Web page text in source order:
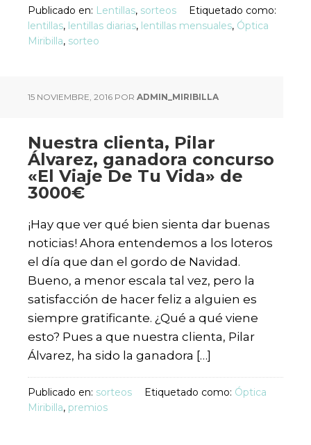
Publicado en: Lentillas, sorteos
Etiquetado como:
lentillas, lentillas diarias, lentillas mensuales, Óptica
Miribilla, sorteo
15 NOVIEMBRE, 2016 POR ADMIN_MIRIBILLA
Nuestra clienta, Pilar
Álvarez, ganadora concurso
«El Viaje De Tu Vida» de
3000€
¡Hay que ver qué bien sienta dar buenas
noticias! Ahora entendemos a los loteros
el día que dan el gordo de Navidad.
Bueno, a menor escala tal vez, pero la
satisfacción de hacer feliz a alguien es
siempre gratificante. ¿Qué a qué viene
esto? Pues a que nuestra clienta, Pilar
Álvarez, ha sido la ganadora […]
Publicado en: sorteos Etiquetado como: Óptica
Miribilla, premios